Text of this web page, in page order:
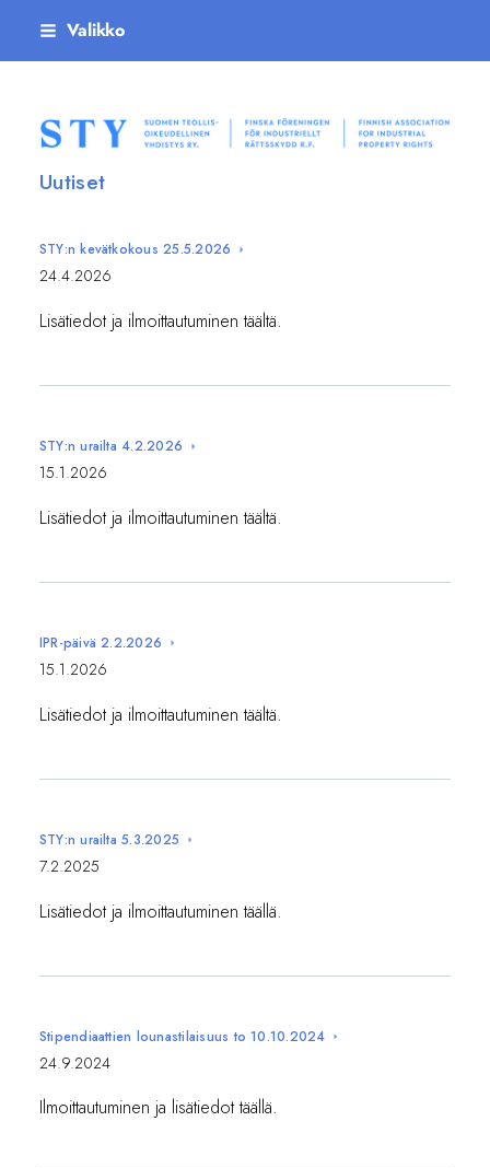
Siirry
Valikko
Suomen teollisoikeudellinen yhdistys ry
Uutiset
STY:n kevätkokous 25.5.2026
24.4.2026
Lisätiedot ja ilmoittautuminen täältä.
STY:n urailta 4.2.2026
15.1.2026
Lisätiedot ja ilmoittautuminen täältä.
IPR-päivä 2.2.2026
15.1.2026
Lisätiedot ja ilmoittautuminen täältä.
STY:n urailta 5.3.2025
7.2.2025
Lisätiedot ja ilmoittautuminen täällä.
Stipendiaattien lounastilaisuus to 10.10.2024
24.9.2024
Ilmoittautuminen ja lisätiedot täällä.